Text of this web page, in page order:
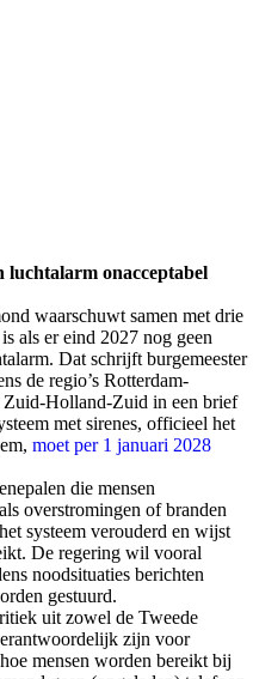
luchtalarm onacceptabel
waarschuwt samen met drie
als er eind 2027 nog geen
Dat schrijft burgemeester
de regio’s Rotterdam-
Holland-Zuid in een brief
met sirenes, officieel het
moet per 1 januari 2028
die mensen
overstromingen of branden
systeem verouderd en wijst
De regering wil vooral
noodsituaties berichten
gestuurd.
uit zowel de Tweede
zijn voor
mensen worden bereikt bij